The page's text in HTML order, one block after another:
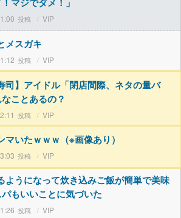
VIP
メスガキ
VIP
司】アイドル「閉店間際、ネタの量バ
ことあるの？
VIP
マいたｗｗｗ（※画像あり）
VIP
ようになって炊き込みご飯が簡単で美味
もいいことに気づいた
VIP